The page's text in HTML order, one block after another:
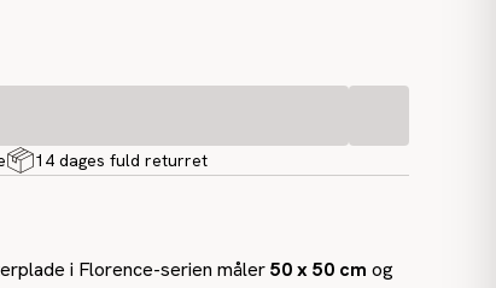
14 dages fuld returret
i Florence-serien måler50 x 50 cm og